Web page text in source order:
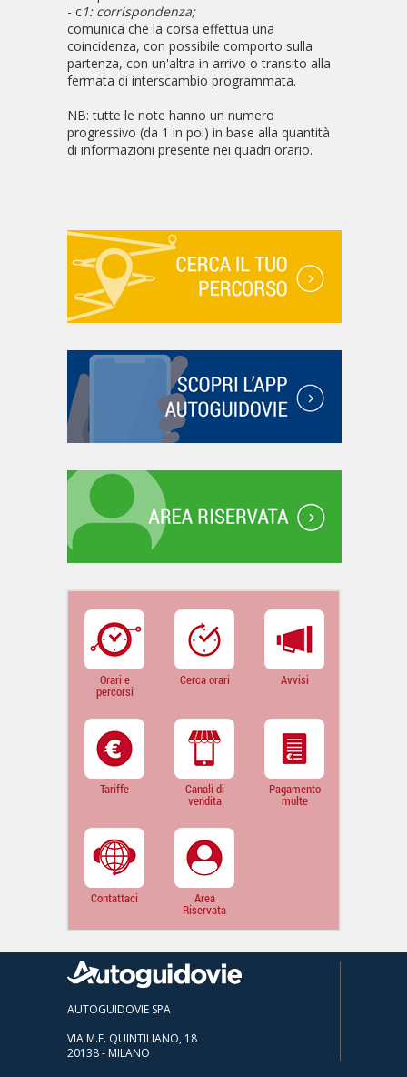
- c1: corrispondenza;
comunica che la corsa effettua una
coincidenza, con possibile comporto sulla
partenza, con un'altra in arrivo o transito alla
fermata di interscambio programmata.
NB: tutte le note hanno un numero
progressivo (da 1 in poi) in base alla quantità
di informazioni presente nei quadri orario.
Orari e
percorsi
Cerca orari Avvisi
Tariffe Canali di
vendita
Pagamento
multe
Contattaci Area
Riservata
AUTOGUIDOVIE SPA
VIA M.F. QUINTILIANO, 18
20138 - MILANO